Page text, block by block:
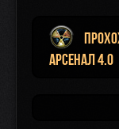
Арсенал 4.0